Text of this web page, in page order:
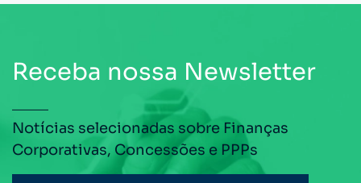
Receba nossa Newsletter
Notícias selecionadas sobre Finanças
Corporativas, Concessões e PPPs